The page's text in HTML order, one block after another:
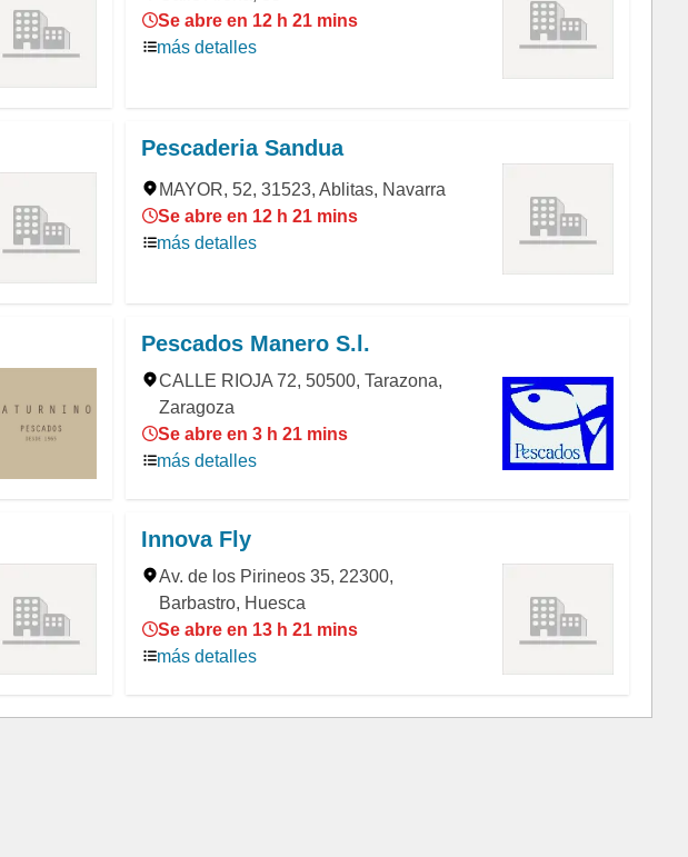
Se abre en 12 h 21 mins
más detalles
Pescaderia Sandua
MAYOR, 52, 31523, Ablitas, Navarra
Se abre en 12 h 21 mins
más detalles
Pescados Manero S.l.
CALLE RIOJA 72, 50500, Tarazona,
Zaragoza
Se abre en 3 h 21 mins
más detalles
Innova Fly
Av. de los Pirineos 35, 22300,
Barbastro, Huesca
Se abre en 13 h 21 mins
más detalles